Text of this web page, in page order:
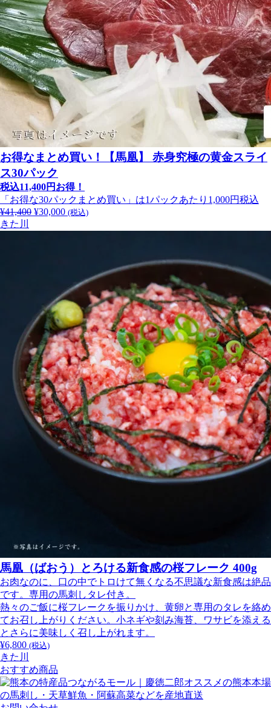
お得なまとめ買い！【馬凰】 赤身究極の黄金スライ
ス30パック
税込11,400円お得！
「お得な30パックまとめ買い」は1パックあたり1,000円税込
¥41,400 元
た。
¥30,000現
¥30,000
で
す。
(税込)
きた川
馬凰（ばおう）とろける新食感の桜フレーク 400g
お肉なのに、口の中でトロけて無くなる不思議な新食感は絶品
です。専用の馬刺しタレ付き。
熱々のご飯に桜フレークを振りかけ、黄卵と専用のタレを絡め
てお召し上がりください。小ネギや刻み海苔、ワサビを添える
とさらに美味しく召し上がれます。
¥6,800 (税込)
きた川
おすすめ商品